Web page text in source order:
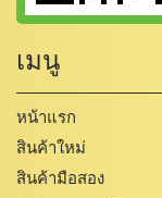
เมนู
หน้าแรก
สินค้าใหม่
สินค้ามือสอง